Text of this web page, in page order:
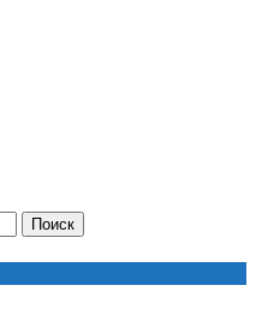
Поиск